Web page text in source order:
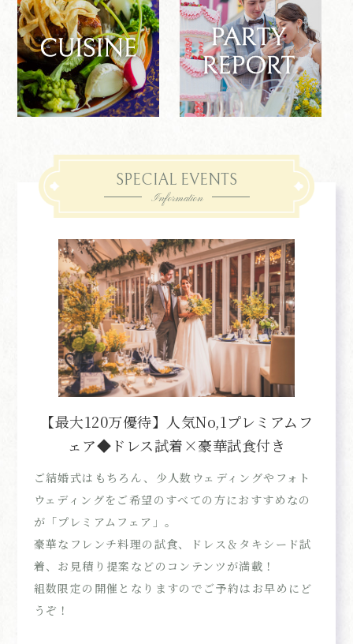
SPECIAL EVENTS
Information
【最大120万優待】人気No,1プレミアムフ
ェア◆ドレス試着×豪華試食付き
ご結婚式はもちろん、少人数ウェディングやフォト
ウェディングをご希望のすべての方におすすめなの
が「プレミアムフェア」。
豪華なフレンチ料理の試食、ドレス＆タキシード試
着、お見積り提案などのコンテンツが満載！
組数限定の開催となりますのでご予約はお早めにど
うぞ！